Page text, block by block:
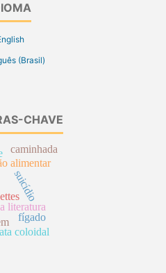
(Brasil)
CHAVE
coloidal
literatura
alimentar
suicídio
fígado
caminhada